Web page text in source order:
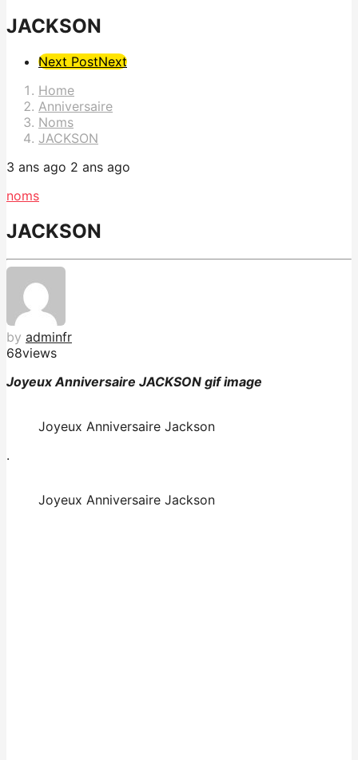
JACKSON
Post
Pagination
Next PostNext
Home
Anniversaire
Noms
JACKSON
3 ans ago 2 ans ago
noms
JACKSON
by adminfr
68views
Joyeux Anniversaire JACKSON gif image
Joyeux Anniversaire Jackson
.
Joyeux Anniversaire Jackson